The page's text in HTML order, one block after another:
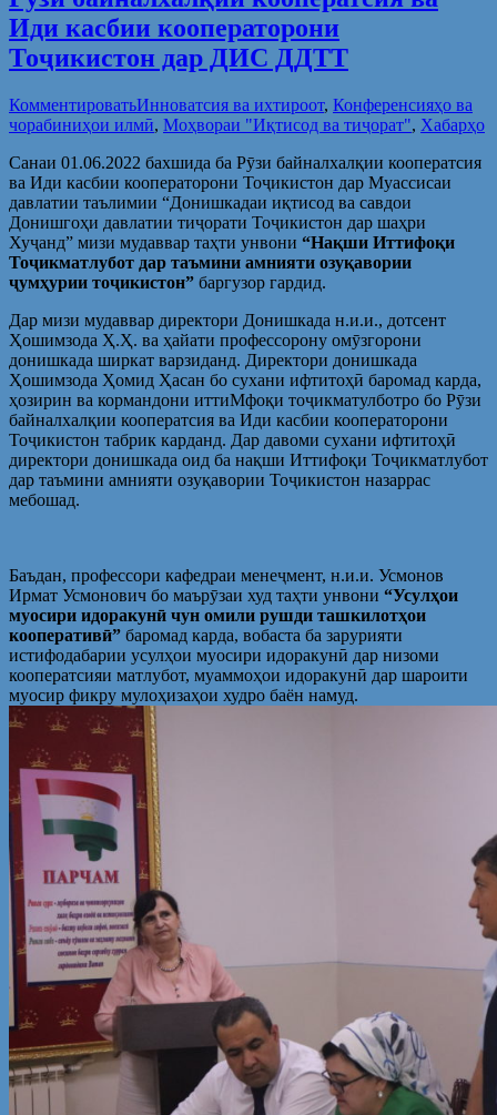
Иди касбии кооператорони
Тоҷикистон дар ДИС ДДТТ
КомментироватьИнноватсия ва ихтироот, Конференсияҳо ва
чорабиниҳои илмӣ, Моҳвораи "Иқтисод ва тиҷорат", Хабарҳо
Санаи 01.06.2022 бахшида ба Рӯзи байналхалқии кооператсия
ва Иди касбии кооператорони Тоҷикистон дар Муассисаи
давлатии таълимии “Донишкадаи иқтисод ва савдои
Донишгоҳи давлатии тиҷорати Тоҷикистон дар шаҳри
Хуҷанд” мизи мудаввар таҳти унвони “Нақши Иттифоқи
Тоҷикматлубот дар таъмини амнияти озуқавории
ҷумҳурии тоҷикистон” баргузор гардид.
Дар мизи мудаввар директори Донишкада н.и.и., дотсент
Ҳошимзода Ҳ.Ҳ. ва ҳайати профессорону омӯзгорони
донишкада ширкат варзиданд. Директори донишкада
Ҳошимзода Ҳомид Ҳасан бо сухани ифтитоҳӣ баромад карда,
ҳозирин ва кормандони иттиМфоқи тоҷикматулботро бо Рӯзи
байналхалқии кооператсия ва Иди касбии кооператорони
Тоҷикистон табрик карданд. Дар давоми сухани ифтитоҳӣ
директори донишкада оид ба нақши Иттифоқи Тоҷикматлубот
дар таъмини амнияти озуқавории Тоҷикистон назаррас
мебошад.
Баъдан, профессори кафедраи менеҷмент, н.и.и. Усмонов
Ирмат Усмонович бо маърӯзаи худ таҳти унвони “Усулҳои
муосири идоракунӣ чун омили рушди ташкилотҳои
кооперативӣ” баромад карда, вобаста ба зарурияти
истифодабарии усулҳои муосири идоракунӣ дар низоми
кооператсияи матлубот, муаммоҳои идоракунӣ дар шароити
муосир фикру мулоҳизаҳои худро баён намуд.